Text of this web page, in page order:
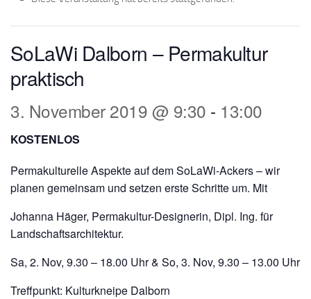
SoLaWi Dalborn – Permakultur
praktisch
3. November 2019 @ 9:30 - 13:00
KOSTENLOS
Permakulturelle Aspekte auf dem SoLaWi-Ackers – wir
planen gemeinsam und setzen erste Schritte um. Mit
Johanna Häger, Permakultur-Designerin, Dipl. Ing. für
Landschaftsarchitektur.
Sa, 2. Nov, 9.30 – 18.00 Uhr & So, 3. Nov, 9.30 – 13.00 Uhr
Treffpunkt: Kulturkneipe Dalborn